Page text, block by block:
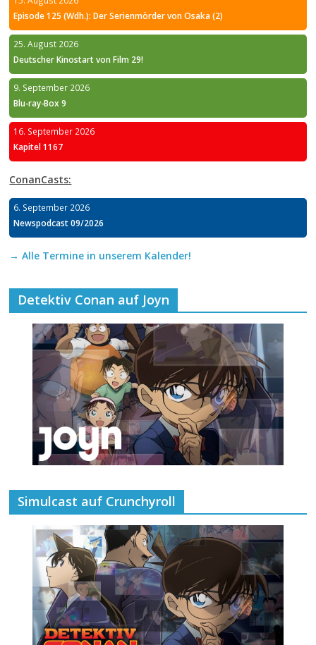
Episode 125 (Wdh.): Der Serienmörder von Osaka (2)
25. August 2026
Deutscher Kinostart von Film 29!
9. September 2026
Blu-ray-Box 9
16. September 2026
Kapitel 1167
ConanCasts:
6. September 2026
Newspodcast 09/2026
→ Alle Termine in unserem Kalender!
Detektiv Conan auf Joyn
Simulcast auf Crunchyroll